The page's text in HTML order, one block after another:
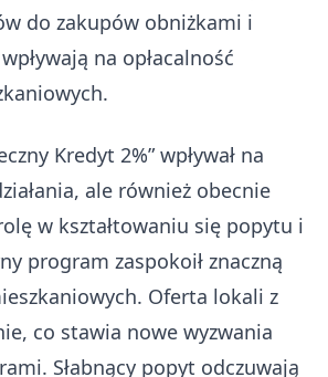
do zakupów obniżkami i
na opłacalność
Kredyt 2%” wpływał na
ale również obecnie
w kształtowaniu się popytu i
program zaspokoił znaczną
Oferta lokali z
co stawia nowe wyzwania
Słabnący popyt odczuwają